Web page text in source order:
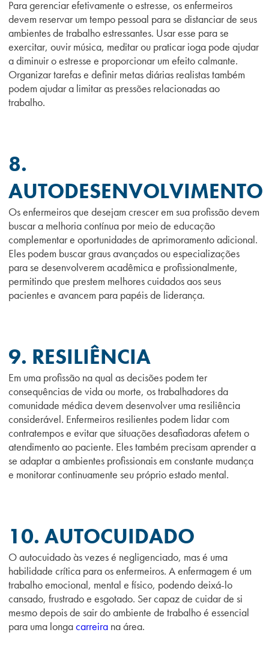
Para gerenciar efetivamente o estresse, os enfermeiros
devem reservar um tempo pessoal para se distanciar de seus
ambientes de trabalho estressantes. Usar esse para se
exercitar, ouvir música, meditar ou praticar ioga pode ajudar
a diminuir o estresse e proporcionar um efeito calmante.
Organizar tarefas e definir metas diárias realistas também
podem ajudar a limitar as pressões relacionadas ao
trabalho.
8.
AUTODESENVOLVIMENTO
Os enfermeiros que desejam crescer em sua profissão devem
buscar a melhoria contínua por meio de educação
complementar e oportunidades de aprimoramento adicional.
Eles podem buscar graus avançados ou especializações
para se desenvolverem acadêmica e profissionalmente,
permitindo que prestem melhores cuidados aos seus
pacientes e avancem para papéis de liderança.
9. RESILIÊNCIA
Em uma profissão na qual as decisões podem ter
consequências de vida ou morte, os trabalhadores da
comunidade médica devem desenvolver uma resiliência
considerável. Enfermeiros resilientes podem lidar com
contratempos e evitar que situações desafiadoras afetem o
atendimento ao paciente. Eles também precisam aprender a
se adaptar a ambientes profissionais em constante mudança
e monitorar continuamente seu próprio estado mental.
10. AUTOCUIDADO
O autocuidado às vezes é negligenciado, mas é uma
habilidade crítica para os enfermeiros. A enfermagem é um
trabalho emocional, mental e físico, podendo deixá-lo
cansado, frustrado e esgotado. Ser capaz de cuidar de si
mesmo depois de sair do ambiente de trabalho é essencial
para uma longacarreira na área.